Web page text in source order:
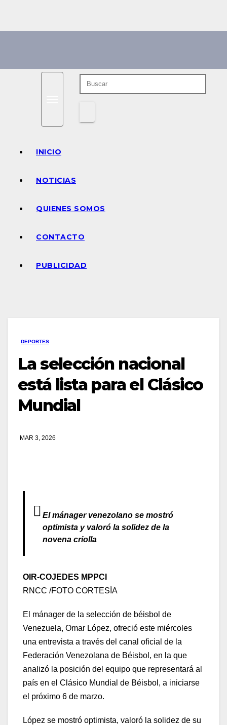
INICIO
NOTICIAS
QUIENES SOMOS
CONTACTO
PUBLICIDAD
DEPORTES
La selección nacional
está lista para el Clásico
Mundial
MAR 3, 2026
El mánager venezolano se mostró
optimista y valoró la solidez de la
novena criolla
OIR-COJEDES MPPCI
RNCC /FOTO CORTESÍA
El mánager de la selección de béisbol de
Venezuela, Omar López, ofreció este miércoles
una entrevista a través del canal oficial de la
Federación Venezolana de Béisbol, en la que
analizó la posición del equipo que representará al
país en el Clásico Mundial de Béisbol, a iniciarse
el próximo 6 de marzo.
López se mostró optimista, valoró la solidez de su